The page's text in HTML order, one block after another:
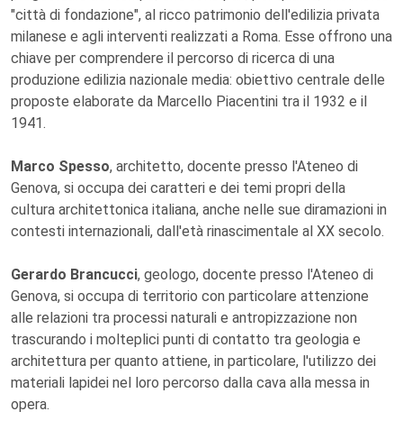
"città di fondazione", al ricco patrimonio dell'edilizia privata
milanese e agli interventi realizzati a Roma. Esse offrono una
chiave per comprendere il percorso di ricerca di una
produzione edilizia nazionale media: obiettivo centrale delle
proposte elaborate da Marcello Piacentini tra il 1932 e il
1941.
Marco Spesso, architetto, docente presso l'Ateneo di
Genova, si occupa dei caratteri e dei temi propri della
cultura architettonica italiana, anche nelle sue diramazioni in
contesti internazionali, dall'età rinascimentale al XX secolo.
Gerardo Brancucci, geologo, docente presso l'Ateneo di
Genova, si occupa di territorio con particolare attenzione
alle relazioni tra processi naturali e antropizzazione non
trascurando i molteplici punti di contatto tra geologia e
architettura per quanto attiene, in particolare, l'utilizzo dei
materiali lapidei nel loro percorso dalla cava alla messa in
opera.